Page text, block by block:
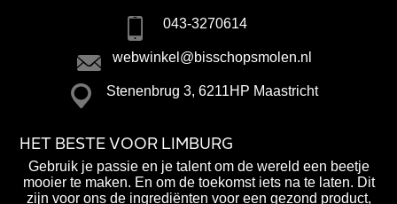
043-3270614
webwinkel@bisschopsmolen.nl
Stenenbrug 3, 6211HP Maastricht
HET BESTE VOOR LIMBURG
Gebruik je passie en je talent om de wereld een beetje
mooier te maken. En om de toekomst iets na te laten. Dit
zijn voor ons de ingrediënten voor een gezond product,